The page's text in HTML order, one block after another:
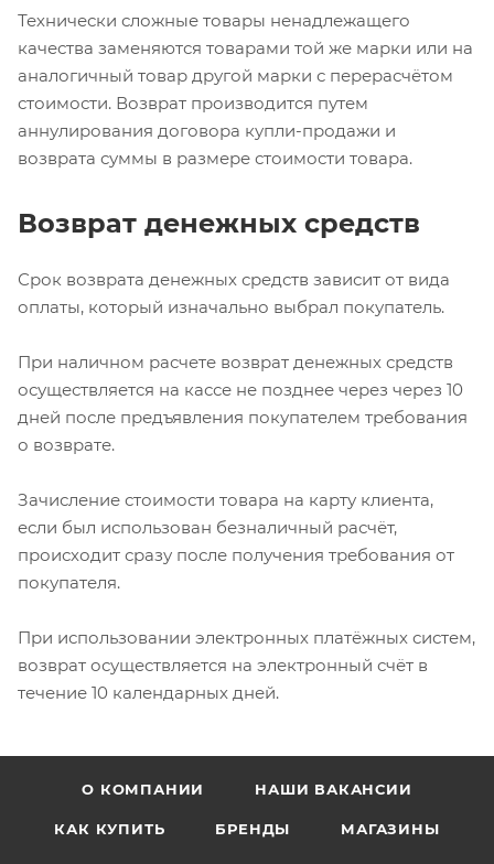
Технически сложные товары ненадлежащего
качества заменяются товарами той же марки или на
аналогичный товар другой марки с перерасчётом
стоимости. Возврат производится путем
аннулирования договора купли-продажи и
возврата суммы в размере стоимости товара.
Возврат денежных средств
Срок возврата денежных средств зависит от вида
оплаты, который изначально выбрал покупатель.
При наличном расчете возврат денежных средств
осуществляется на кассе не позднее через через 10
дней после предъявления покупателем требования
о возврате.
Зачисление стоимости товара на карту клиента,
если был использован безналичный расчёт,
происходит сразу после получения требования от
покупателя.
При использовании электронных платёжных систем,
возврат осуществляется на электронный счёт в
течение 10 календарных дней.
О КОМПАНИИ НАШИ ВАКАНСИИ
КАК КУПИТЬ БРЕНДЫ МАГАЗИНЫ